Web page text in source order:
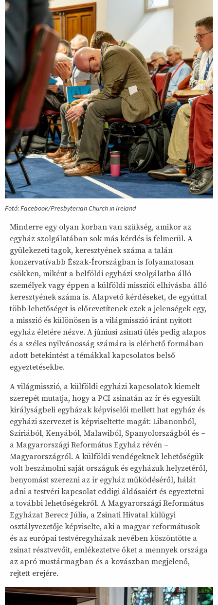
Fotó: Facebook/Presbyterian Church in Ireland
Minderre egy olyan korban van szükség, amikor az
egyház szolgálatában sok más kérdés is felmerül. A
gyülekezeti tagok, keresztyének száma a talán
konzervatívabb Észak-Írországban is folyamatosan
csökken, miként a belföldi egyházi szolgálatba álló
személyek vagy éppen a külföldi missziói elhívásba álló
keresztyének száma is. Alapvető kérdéseket, de egyúttal
több lehetőséget is előrevetítenek ezek a jelenségek egy,
a misszió és különösen is a világmisszió iránt nyitott
egyház életére nézve. A júniusi zsinati ülés pedig alapos
és a széles nyilvánosság számára is elérhető formában
adott betekintést a témákkal kapcsolatos belső
egyeztetésekbe.
A világmisszió, a külföldi egyházi kapcsolatok kiemelt
szerepét mutatja, hogy a PCI zsinatán az ír és egyesült
királyságbeli egyházak képviselői mellett hat egyház és
egyházi szervezet is képviseltette magát: Libanonból,
Szíriából, Kenyából, Malawiból, Spanyolországból és –
a Magyarországi Református Egyház révén –
Magyarországról. A külföldi vendégeknek lehetőségük
volt beszámolni saját országuk és egyházuk helyzetéről,
benyomást szerezni az ír egyház működéséről, hálát
adni a testvéri kapcsolat eddigi áldásaiért és egyeztetni
a további lehetőségekről. A Magyarországi Református
Egyházat Berecz Júlia, a Zsinati Hivatal külügyi
osztályvezetője képviselte, aki a magyar reformátusok
és az európai testvéregyházak nevében köszöntötte a
zsinat résztvevőit, emlékeztetve őket a mennyek országa
az apró mustármagban és a kovászban megjelenő,
rejtett erejére.